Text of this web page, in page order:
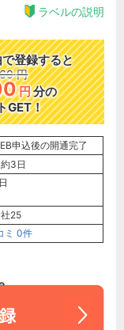
ラベルの説明
登録すると
円
円分の
GET！
申込後の開通完了
3日
25
ミ 0件